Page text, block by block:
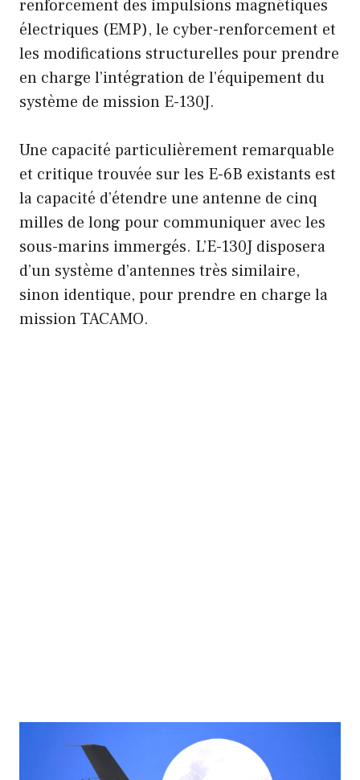
renforcement des impulsions magnétiques
électriques (EMP), le cyber-renforcement et
les modifications structurelles pour prendre
en charge l’intégration de l’équipement du
système de mission E-130J.
Une capacité particulièrement remarquable
et critique trouvée sur les E-6B existants est
la capacité d’étendre une antenne de cinq
milles de long pour communiquer avec les
sous-marins immergés. L’E-130J disposera
d’un système d’antennes très similaire,
sinon identique, pour prendre en charge la
mission TACAMO.